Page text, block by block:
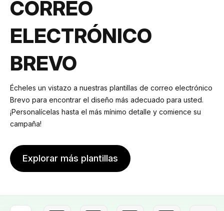
CORREO
ELECTRÓNICO
BREVO
Écheles un vistazo a nuestras plantillas de correo electrónico
Brevo para encontrar el diseño más adecuado para usted.
¡Personalícelas hasta el más mínimo detalle y comience su
campaña!
Explorar más plantillas